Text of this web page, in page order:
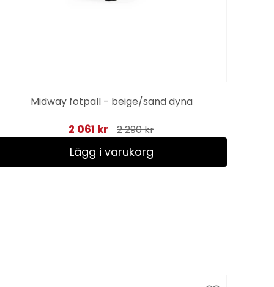
Midway fotpall - beige/sand dyna
2 061 kr 2 290 kr
Lägg i varukorg